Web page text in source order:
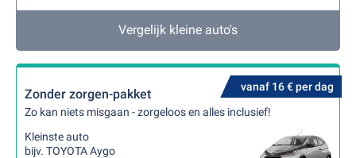
Vergelijk kleine auto's
vanaf 16 € per dag
Zonder zorgen-pakket
Zo kan niets misgaan - zorgeloos en alles inclusief!
Kleinste auto
bijv. TOYOTA Aygo